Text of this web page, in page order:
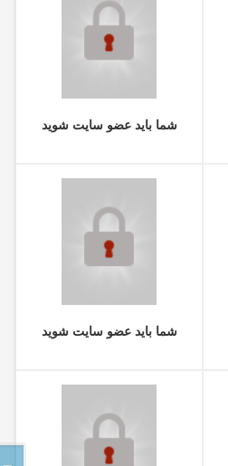
شما باید عضو سایت شوید
شما باید عضو سایت شوید